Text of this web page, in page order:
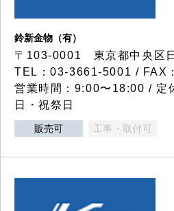
鈴新金物（有）
〒103-0001 東京都中央区
TEL：03-3661-5001 / FAX
営業時間：9:00〜18:00 / 定
日・祝祭日
販売可 工事・取付可